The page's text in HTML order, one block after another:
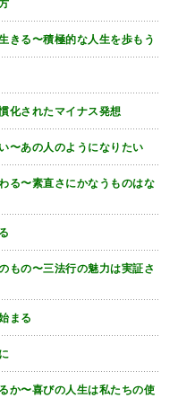
きる〜積極的な人生を歩もう
化されたマイナス発想
〜あの人のようになりたい
る〜素直さにかなうものはな
もの〜三法行の魅力は実証さ
まる
か〜喜びの人生は私たちの使